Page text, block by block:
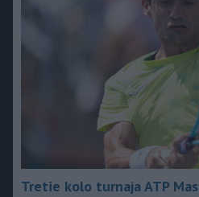
Tretie kolo turnaja ATP